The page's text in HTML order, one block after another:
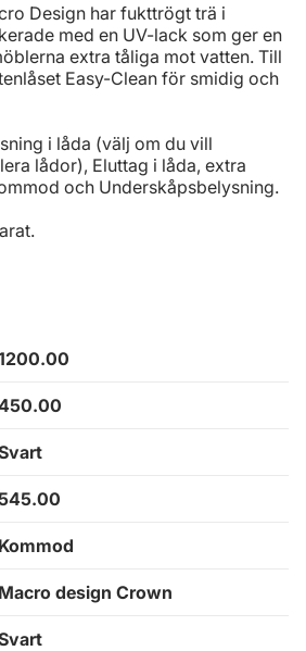
Design har fukttrögt trä i
med en UV-lack som ger en
extra tåliga mot vatten. Till
Easy-Clean för smidig och
i låda (välj om du vill
lådor), Eluttag i låda, extra
och Underskåpsbelysning.
Kommod
Macro design Crown